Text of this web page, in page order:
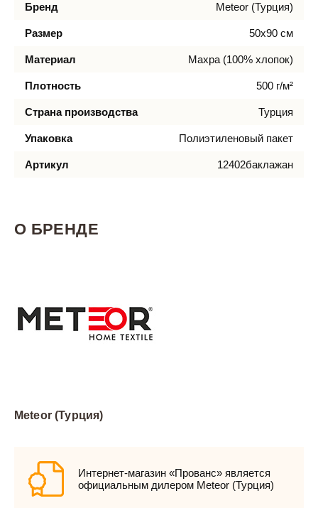
Бренд Meteor (Турция)
Размер 50х90 см
Материал Махра (100% хлопок)
Плотность 500 г/м²
Страна производства Турция
Упаковка Полиэтиленовый пакет
Артикул 12402баклажан
О БРЕНДЕ
Meteor (Турция)
Интернет-магазин «Прованс» является
официальным дилером Meteor (Турция)